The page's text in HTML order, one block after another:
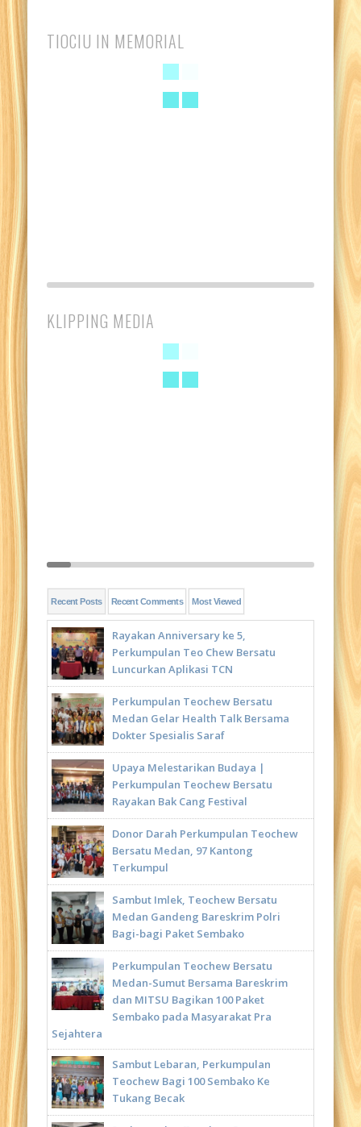
TIOCIU IN MEMORIAL
KLIPPING MEDIA
Recent Posts Recent Comments Most Viewed
Rayakan Anniversary ke 5,
Perkumpulan Teo Chew Bersatu
Luncurkan Aplikasi TCN
Perkumpulan Teochew Bersatu
Medan Gelar Health Talk Bersama
Dokter Spesialis Saraf
Upaya Melestarikan Budaya |
Perkumpulan Teochew Bersatu
Rayakan Bak Cang Festival
Donor Darah Perkumpulan Teochew
Bersatu Medan, 97 Kantong
Terkumpul
Sambut Imlek, Teochew Bersatu
Medan Gandeng Bareskrim Polri
Bagi-bagi Paket Sembako
Perkumpulan Teochew Bersatu
Medan-Sumut Bersama Bareskrim
dan MITSU Bagikan 100 Paket
Sembako pada Masyarakat Pra
Sejahtera
Sambut Lebaran, Perkumpulan
Teochew Bagi 100 Sembako Ke
Tukang Becak